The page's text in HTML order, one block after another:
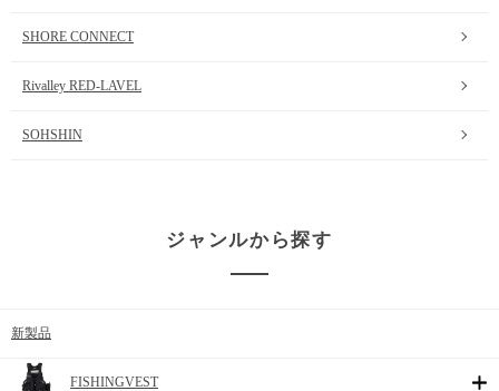
SHORE CONNECT
Rivalley RED-LAVEL
SOHSHIN
ジャンルから探す
新製品
FISHINGVEST